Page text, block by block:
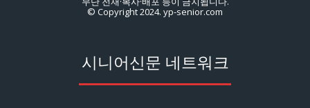
© Copyright 2024. yp-senior.com
시니어신문 네트워크